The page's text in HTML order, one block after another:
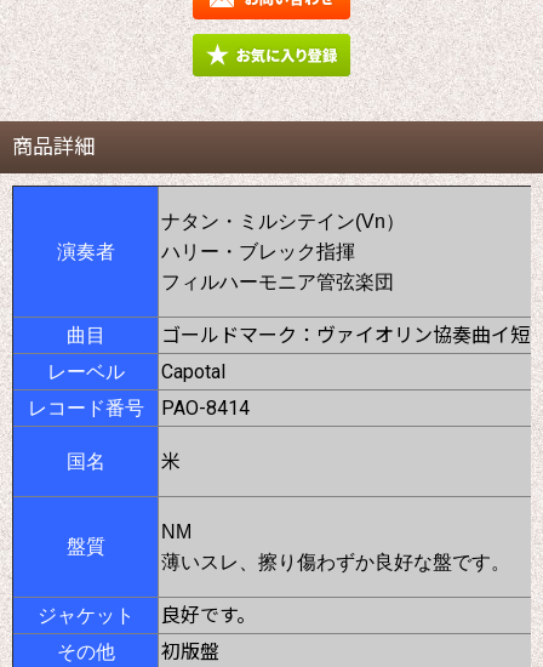
商品詳細
演奏者
ナタン・ミルシテイン(Vn）
ハリー・ブレック指揮
フィルハーモニア管弦楽団
曲目 ゴールドマーク：ヴァイオリン協奏曲イ短
レーベル Capotal
レコード番号 PAO-8414
国名 米
盤質
NM
薄いスレ、擦り傷わずか良好な盤です。
ジャケット 良好です。
その他 初版盤